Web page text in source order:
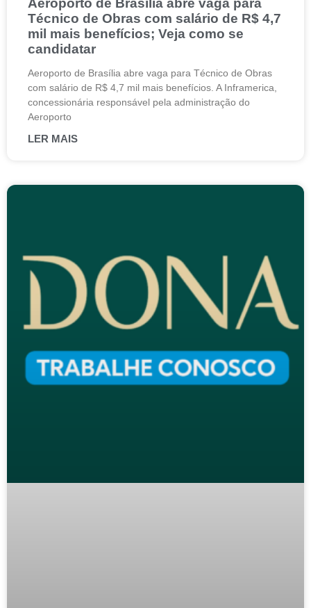
Aeroporto de Brasília abre vaga para
Técnico de Obras com salário de R$ 4,7
mil mais benefícios; Veja como se
candidatar
Aeroporto de Brasília abre vaga para Técnico de Obras
com salário de R$ 4,7 mil mais benefícios. A Inframerica,
concessionária responsável pela administração do
Aeroporto
LER MAIS